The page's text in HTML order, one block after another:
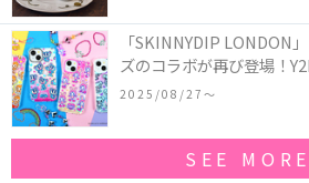
「SKINNYDIP LONDON
ズのコラボが再び登場！
作コレクションを発売♪
2025/08/27〜
SEE MORE